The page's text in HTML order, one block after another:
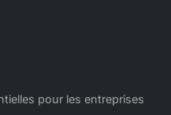
pour les entreprises